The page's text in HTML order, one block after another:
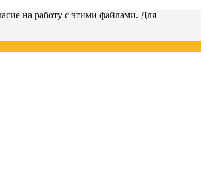
на работу с этими файлами. Для